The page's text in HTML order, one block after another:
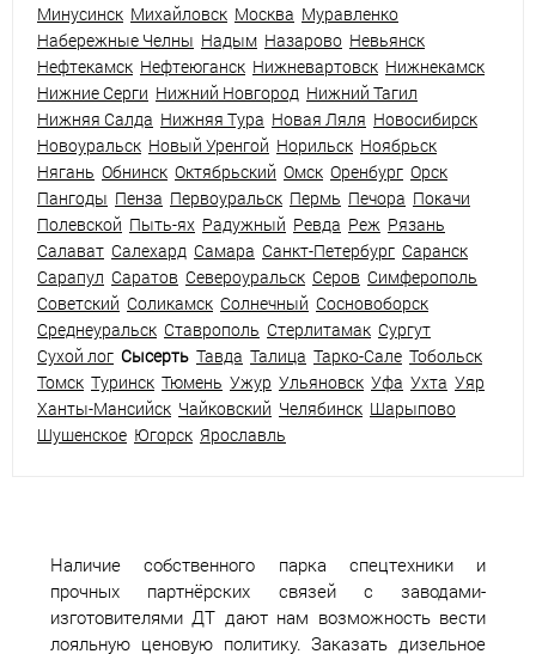
Минусинск Михайловск Москва Муравленко
Набережные Челны Надым Назарово Невьянск
Нефтекамск Нефтеюганск Нижневартовск Нижнекамск
Нижние Серги Нижний Новгород Нижний Тагил
Нижняя Салда Нижняя Тура Новая Ляля Новосибирск
Новоуральск Новый Уренгой Норильск Ноябрьск
Нягань Обнинск Октябрьский Омск Оренбург Орск
Пангоды Пенза Первоуральск Пермь Печора Покачи
Полевской Пыть-ях Радужный Ревда Реж Рязань
Салават Салехард Самара Санкт-Петербург Саранск
Сарапул Саратов Североуральск Серов Симферополь
Советский Соликамск Солнечный Сосновоборск
Среднеуральск Ставрополь Стерлитамак Сургут
Сухой лог Сысерть Тавда Талица Тарко-Сале Тобольск
Томск Туринск Тюмень Ужур Ульяновск Уфа Ухта Уяр
Ханты-Мансийск Чайковский Челябинск Шарыпово
Шушенское Югорск Ярославль
Наличие собственного парка спецтехники и
прочных партнёрских связей с заводами-
изготовителями ДТ дают нам возможность вести
лояльную ценовую политику. Заказать дизельное